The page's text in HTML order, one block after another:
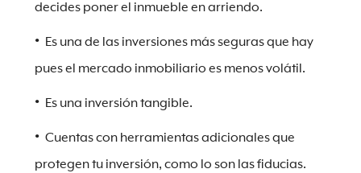
decides poner el inmueble en arriendo.
Es una de las inversiones más seguras que hay
pues el mercado inmobiliario es menos volátil.
Es una inversión tangible.
Cuentas con herramientas adicionales que
protegen tu inversión, como lo son las fiducias.